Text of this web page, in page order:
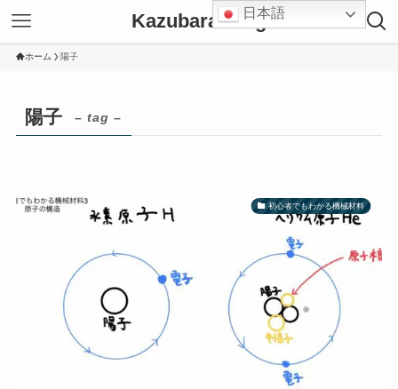
Kazubara Blog
ホーム 陽子
陽子 – tag –
初心者でもわかる機械材料
日本語